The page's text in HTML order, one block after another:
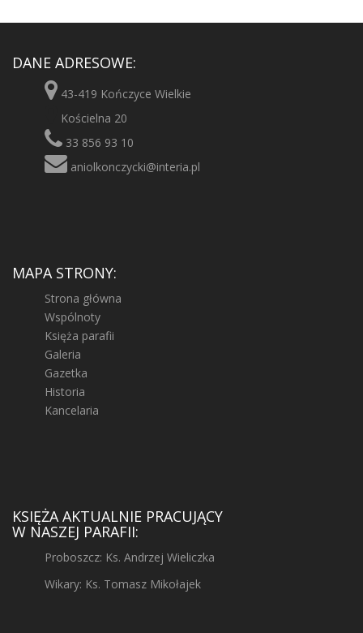
DANE ADRESOWE:
43-419 Kończyce Wielkie
Kościelna 20
33 856 93 10
aniolkonczycki@interia.pl
MAPA STRONY:
Strona główna
Wspólnoty
Księża parafii
Galeria
Gazetka
Historia
Kancelaria
KSIĘŻA AKTUALNIE PRACUJĄCY
W NASZEJ PARAFII:
Proboszcz: Ks. Andrzej Wieliczka
Wikary: Ks. Tomasz Mikołajek